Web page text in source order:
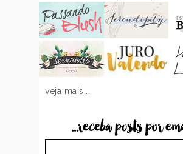
veja mais...
...receba posts por